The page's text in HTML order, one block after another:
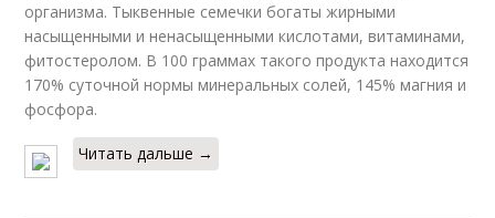
организма. Тыквенные семечки богаты жирными
насыщенными и ненасыщенными кислотами, витаминами,
фитостеролом. В 100 граммах такого продукта находится
170% суточной нормы минеральных солей, 145% магния и
фосфора.
Читать дальше →